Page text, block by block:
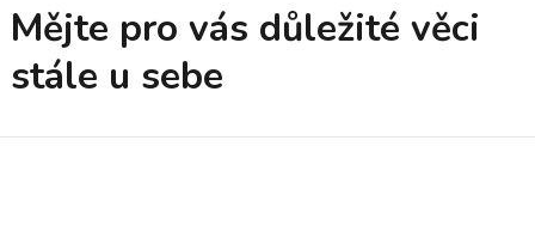
Mějte pro vás důležité věci
stále u sebe